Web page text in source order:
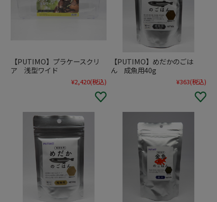
【PUTIMO】プラケースクリ
ア 浅型ワイド
¥2,420(税込)
【PUTIMO】めだかのごは
ん 成魚用40g
¥363(税込)